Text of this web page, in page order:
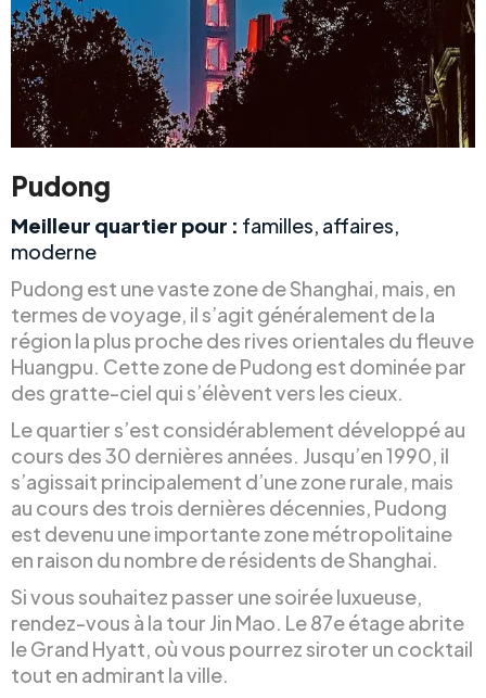
Pudong
Meilleur quartier pour : familles, affaires,
moderne
Pudong est une vaste zone de Shanghai, mais, en
termes de voyage, il s’agit généralement de la
région la plus proche des rives orientales du fleuve
Huangpu. Cette zone de Pudong est dominée par
des gratte-ciel qui s’élèvent vers les cieux.
Le quartier s’est considérablement développé au
cours des 30 dernières années. Jusqu’en 1990, il
s’agissait principalement d’une zone rurale, mais
au cours des trois dernières décennies, Pudong
est devenu une importante zone métropolitaine
en raison du nombre de résidents de Shanghai.
Si vous souhaitez passer une soirée luxueuse,
rendez-vous à la tour Jin Mao. Le 87e étage abrite
le Grand Hyatt, où vous pourrez siroter un cocktail
tout en admirant la ville.